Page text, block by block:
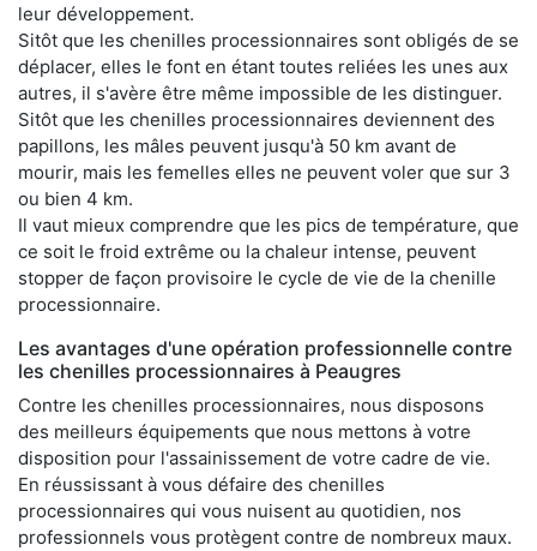
leur développement.
Sitôt que les chenilles processionnaires sont obligés de se
déplacer, elles le font en étant toutes reliées les unes aux
autres, il s'avère être même impossible de les distinguer.
Sitôt que les chenilles processionnaires deviennent des
papillons, les mâles peuvent jusqu'à 50 km avant de
mourir, mais les femelles elles ne peuvent voler que sur 3
ou bien 4 km.
Il vaut mieux comprendre que les pics de température, que
ce soit le froid extrême ou la chaleur intense, peuvent
stopper de façon provisoire le cycle de vie de la chenille
processionnaire.
Les avantages d'une opération professionnelle contre
les chenilles processionnaires à Peaugres
Contre les chenilles processionnaires, nous disposons
des meilleurs équipements que nous mettons à votre
disposition pour l'assainissement de votre cadre de vie.
En réussissant à vous défaire des chenilles
processionnaires qui vous nuisent au quotidien, nos
professionnels vous protègent contre de nombreux maux.